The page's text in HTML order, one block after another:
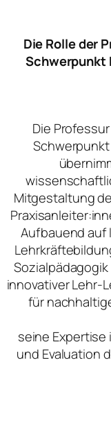
Die Rolle der
Schwerpunkt
Die
Mitgestaltung
Aufbauend auf
innovativer Lehr-
für
seine
und Evaluation